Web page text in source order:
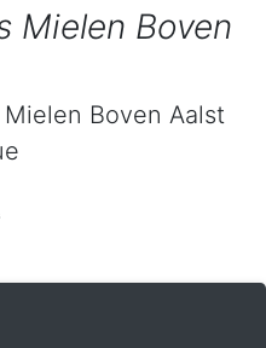
Mielen Boven
Mielen Boven Aalst